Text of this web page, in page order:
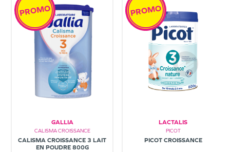
GALLIA
CALISMA CROISSANCE
CALISMA CROISSANCE 3 LAIT
EN POUDRE 800G
PROMO
LACTALIS
PICOT
PICOT CROISSANCE
PROMO